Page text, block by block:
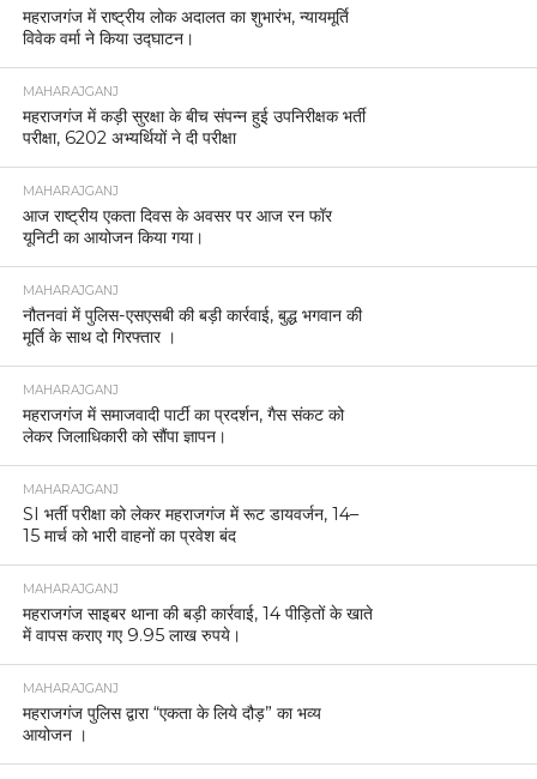
महराजगंज में राष्ट्रीय लोक अदालत का शुभारंभ, न्यायमूर्ति
विवेक वर्मा ने किया उद्घाटन।
MAHARAJGANJ
महराजगंज में कड़ी सुरक्षा के बीच संपन्न हुई उपनिरीक्षक भर्ती
परीक्षा, 6202 अभ्यर्थियों ने दी परीक्षा
MAHARAJGANJ
आज राष्ट्रीय एकता दिवस के अवसर पर आज रन फॉर
यूनिटी का आयोजन किया गया।
MAHARAJGANJ
नौतनवां में पुलिस-एसएसबी की बड़ी कार्रवाई, बुद्ध भगवान की
मूर्ति के साथ दो गिरफ्तार ।
MAHARAJGANJ
महराजगंज में समाजवादी पार्टी का प्रदर्शन, गैस संकट को
लेकर जिलाधिकारी को सौंपा ज्ञापन।
MAHARAJGANJ
SI भर्ती परीक्षा को लेकर महराजगंज में रूट डायवर्जन, 14–
15 मार्च को भारी वाहनों का प्रवेश बंद
MAHARAJGANJ
महराजगंज साइबर थाना की बड़ी कार्रवाई, 14 पीड़ितों के खाते
में वापस कराए गए 9.95 लाख रुपये।
MAHARAJGANJ
महराजगंज पुलिस द्वारा “एकता के लिये दौड़” का भव्य
आयोजन ।